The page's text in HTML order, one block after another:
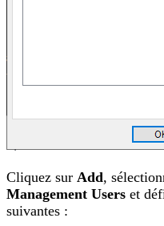
Cliquez sur Add,
Management Users et
suivantes :